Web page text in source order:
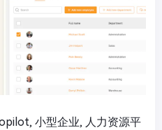
小型企业, 人力资源平